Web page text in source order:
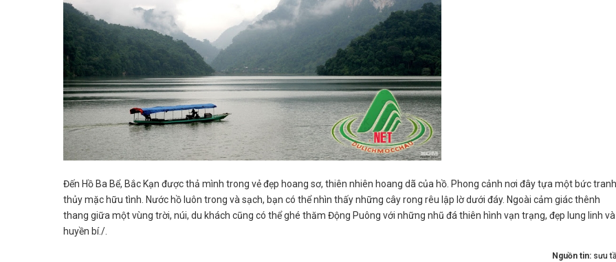
Đến Hồ Ba Bể, Bắc Kạn được thả mình trong vẻ đẹp hoang sơ, thiên nhiên hoang dã của hồ. Phong cảnh nơi đây tựa một bức tranh
thủy mặc hữu tình. Nước hồ luôn trong và sạch, bạn có thể nhìn thấy những cây rong rêu lập lờ dưới đáy. Ngoài cảm giác thênh
thang giữa một vùng trời, núi, du khách cũng có thể ghé thăm Động Puông với những nhũ đá thiên hình vạn trạng, đẹp lung linh và
huyền bí./.
Nguồn tin: sưu